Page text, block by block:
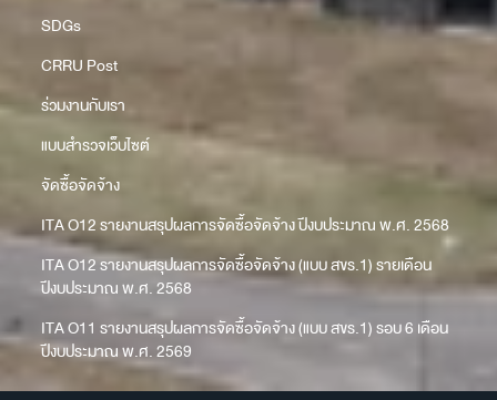
SDGs
CRRU Post
ร่วมงานกับเรา
แบบสำรวจเว็บไซต์
จัดซื้อจัดจ้าง
ITA O12 รายงานสรุปผลการจัดซื้อจัดจ้าง ปีงบประมาณ พ.ศ. 2568
ITA O12 รายงานสรุปผลการจัดซื้อจัดจ้าง (แบบ สขร.1) รายเดือน
ปีงบประมาณ พ.ศ. 2568
ITA O11 รายงานสรุปผลการจัดซื้อจัดจ้าง (แบบ สขร.1) รอบ 6 เดือน
ปีงบประมาณ พ.ศ. 2569